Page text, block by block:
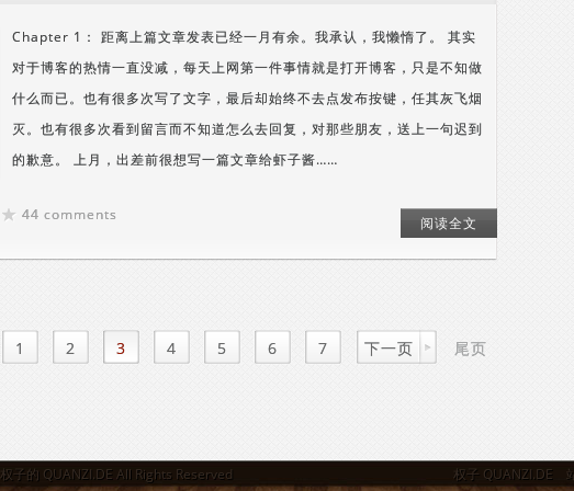
Chapter 1： 距离上篇文章发表已经一月有余。我承认，我懒惰了。 其实
对于博客的热情一直没减，每天上网第一件事情就是打开博客，只是不知做
什么而已。也有很多次写了文字，最后却始终不去点发布按键，任其灰飞烟
灭。也有很多次看到留言而不知道怎么去回复，对那些朋友，送上一句迟到
的歉意。 上月，出差前很想写一篇文章给虾子酱……
44 comments 阅读全文
1 2 3 4 5 6 7 下一页 尾页
权子的 QUANZI.DEAll Rights Reserved 权子 QUANZI.DE